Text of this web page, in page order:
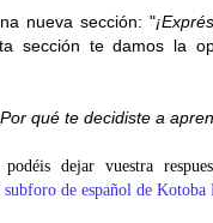
nueva sección: "
sección te damos la
qué te decidiste a
dejar vuestra
subforo de español de Kotoba